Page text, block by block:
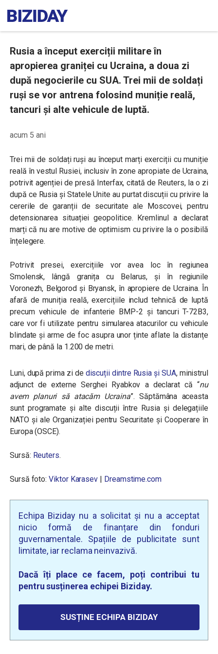
Rusia a început exerciții militare în
apropierea graniței cu Ucraina, a doua zi
după negocierile cu SUA. Trei mii de soldați
ruși se vor antrena folosind muniție reală,
tancuri și alte vehicule de luptă.
acum 5 ani
Trei mii de soldați ruși au început marți exerciții cu muniție
reală în vestul Rusiei, inclusiv în zone apropiate de Ucraina,
potrivit agenției de presă Interfax, citată de Reuters, la o zi
după ce Rusia și Statele Unite au purtat discuții cu privire la
cererile de garanții de securitate ale Moscovei, pentru
detensionarea situației geopolitice. Kremlinul a declarat
marți că nu are motive de optimism cu privire la o posibilă
înțelegere.
Potrivit presei, exercițiile vor avea loc în regiunea
Smolensk, lângă granița cu Belarus, și în regiunile
Voronezh, Belgorod și Bryansk, în apropiere de Ucraina. În
afară de muniția reală, exercițiile includ tehnică de luptă
precum vehicule de infanterie BMP-2 și tancuri T-72B3,
care vor fi utilizate pentru simularea atacurilor cu vehicule
blindate și arme de foc asupra unor ținte aflate la distanțe
mari, de până la 1.200 de metri.
Luni, după prima zi de discuții dintre Rusia și SUA, ministrul
adjunct de externe Serghei Ryabkov a declarat că “nu
avem planuri să atacăm Ucraina”. Săptămâna aceasta
sunt programate și alte discuții între Rusia și delegațiile
NATO și ale Organizației pentru Securitate și Cooperare în
Europa (OSCE).
Sursă: Reuters.
Sursă foto:Viktor Karasev | Dreamstime.com
Echipa Biziday nu a solicitat și nu a acceptat
nicio formă de finanțare din fonduri
guvernamentale. Spațiile de publicitate sunt
limitate, iar reclama neinvazivă.
Dacă îți place ce facem, poți contribui tu
pentru susținerea echipei Biziday.
SUSȚINE ECHIPA BIZIDAY